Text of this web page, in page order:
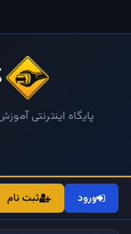
پایگاه اینترنتی
ورود ثبت نام